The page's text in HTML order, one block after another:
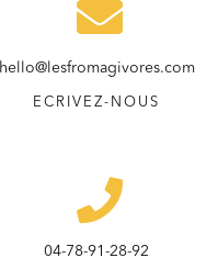
hello@lesfromagivores.com
ECRIVEZ-NOUS
04-78-91-28-92